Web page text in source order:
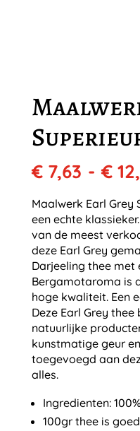
€7,63 - €
Maalwerk Earl Grey
een echte
van de meest
deze Earl Grey
Darjeeling thee met
Bergamotaroma is
hoge kwaliteit. Een
Deze Earl Grey
natuurlijke
kunstmatige geur
toegevoegd aan
alles.
Ingredienten:
100gr thee is